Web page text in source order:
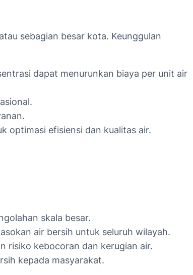
sebagian besar kota. Keunggulan
dapat menurunkan biaya per unit air
optimasi efisiensi dan kualitas air.
skala besar.
air bersih untuk seluruh wilayah.
risiko kebocoran dan kerugian air.
kepada masyarakat.